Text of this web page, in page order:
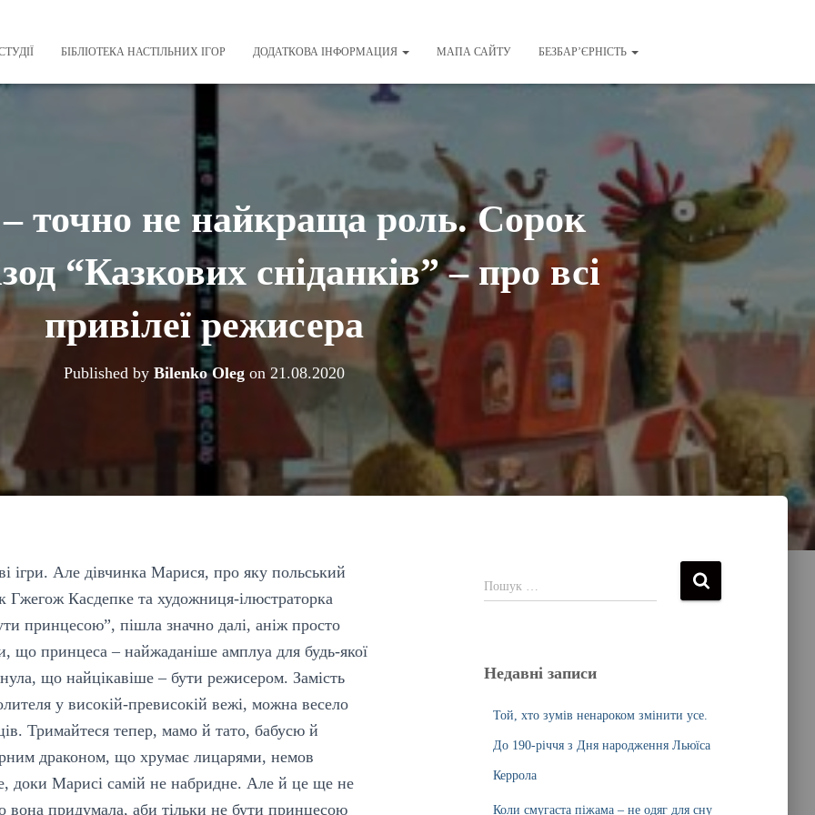
БІБЛІОТЕКА НАСТІЛЬНИХ ІГОР ДОДАТКОВА ІНФОРМАЦИЯ МАПА САЙТУ БЕЗБАР’ЄРНІСТЬ
точно не найкраща роль. Сорок
“Казкових сніданків” – про всі
привілеї режисера
Published by Bilenko Olegon21.08.2020
ігри. Але дівчинка Марися, про яку польський
Касдепке та художниця-ілюстраторка
принцесою”, пішла значно далі, аніж просто
що принцеса – найжаданіше амплуа для будь-якої
що найцікавіше – бути режисером. Замість
у високій-превисокій вежі, можна весело
Тримайтеся тепер, мамо й тато, бабусю й
драконом, що хрумає лицарями, немов
доки Марисі самій не набридне. Але й це ще не
вона придумала, аби тільки не бути принцесою
Пошук …
Недавні записи
Той, хто зумів ненароком змінити усе.
До 190-річчя з Дня народження Льюїса
Керрола
Коли смугаста піжама – не одяг для сну